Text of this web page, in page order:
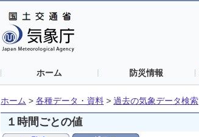
ホーム 防災情報
ホーム > 各種データ・資料 > 過去の気象データ検索
１時間ごとの値